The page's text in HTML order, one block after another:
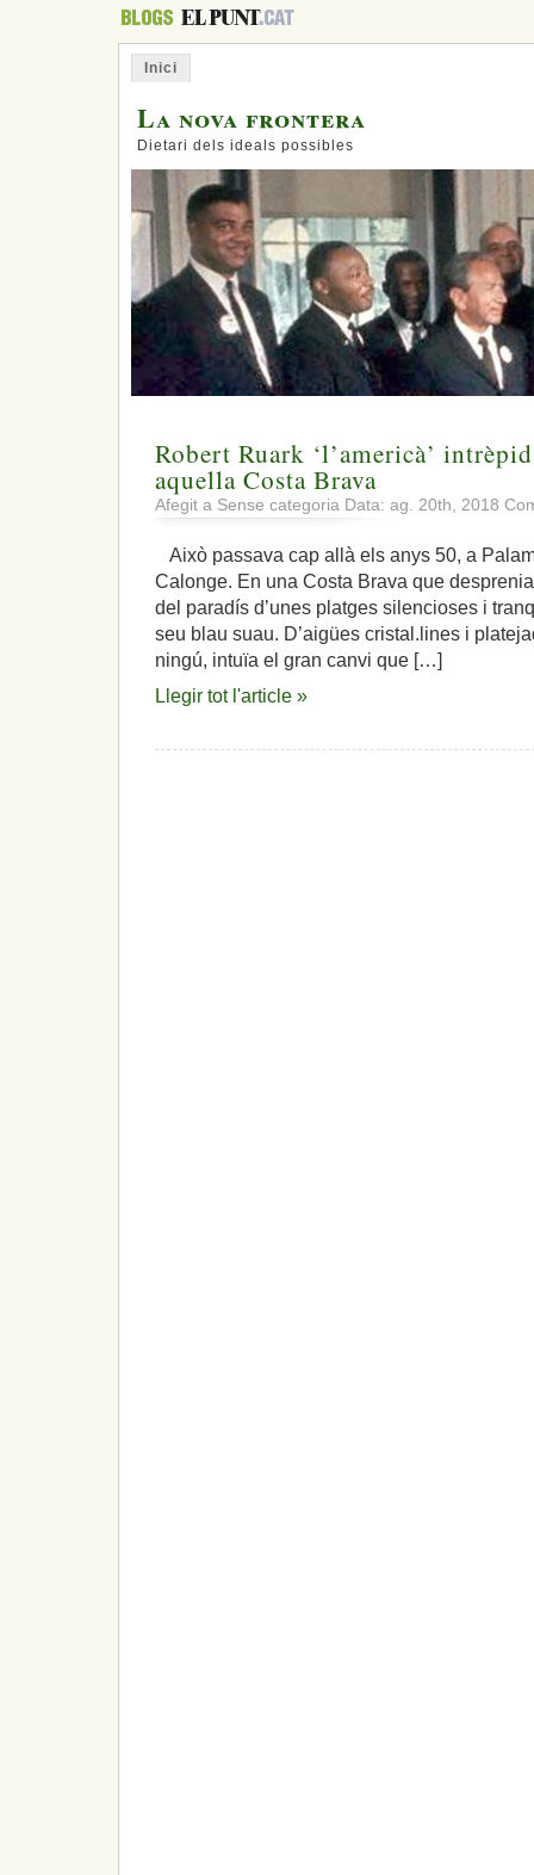
Inici
La nova frontera
Dietari dels ideals possibles
Robert Ruark ‘l’americà’
aquella Costa Brava
Afegit a Sense categoria Data: ag. 20th, 2018
Això passava cap allà els anys 50, a
Calonge. En una Costa Brava que
del paradís d’unes platges silencioses i
seu blau suau. D’aigües cristal.lines i
ningú, intuïa el gran canvi que […]
Llegir tot l'article »